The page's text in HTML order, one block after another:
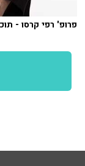
פרופ' רפי קרסו -